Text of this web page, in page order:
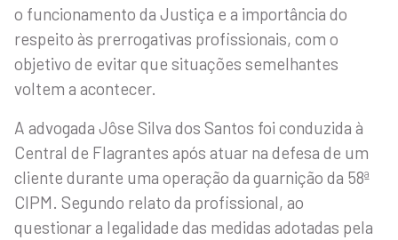
o funcionamento da Justiça e a importância do
respeito às prerrogativas profissionais, com o
objetivo de evitar que situações semelhantes
voltem a acontecer.
A advogada Jôse Silva dos Santos foi conduzida à
Central de Flagrantes após atuar na defesa de um
cliente durante uma operação da guarnição da 58ª
CIPM. Segundo relato da profissional, ao
questionar a legalidade das medidas adotadas pela